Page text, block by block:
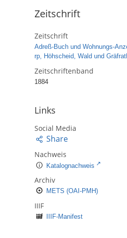
Zeitschrift
Zeitschrift
Adreß-Buch und Wohnungs-
rp, Höhscheid, Wald und
Zeitschriftenband
1884
Links
Social Media
Share
Nachweis
Katalognachweis
Archiv
METS (OAI-PMH)
IIIF
IIIF-Manifest